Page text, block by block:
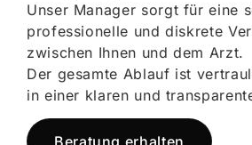
Unser Manager sorgt für eine
professionelle und diskrete
zwischen Ihnen und dem Arzt.
Der gesamte Ablauf ist
in einer klaren und